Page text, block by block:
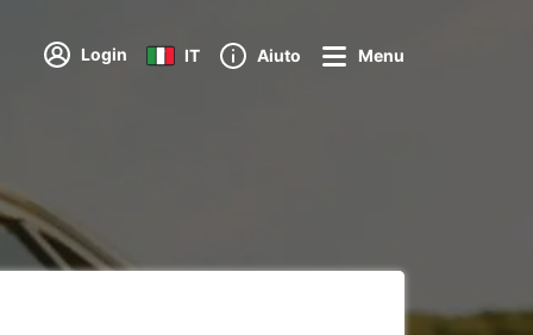
Login IT Aiuto Menu